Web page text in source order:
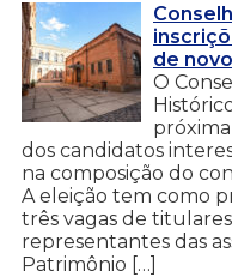
de
O
dos candidatos
na composição do
A eleição tem como
três vagas de
representantes das
Patrimônio […]